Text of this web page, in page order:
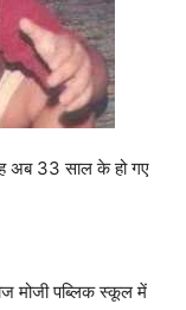
अब 33 साल के हो गए
मोजी पब्लिक स्कूल में